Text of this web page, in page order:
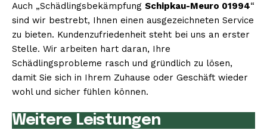
Auch „Schädlingsbekämpfung Schipkau-Meuro 01994“
sind wir bestrebt, Ihnen einen ausgezeichneten Service
zu bieten. Kundenzufriedenheit steht bei uns an erster
Stelle. Wir arbeiten hart daran, Ihre
Schädlingsprobleme rasch und gründlich zu lösen,
damit Sie sich in Ihrem Zuhause oder Geschäft wieder
wohl und sicher fühlen können.
Weitere Leistungen